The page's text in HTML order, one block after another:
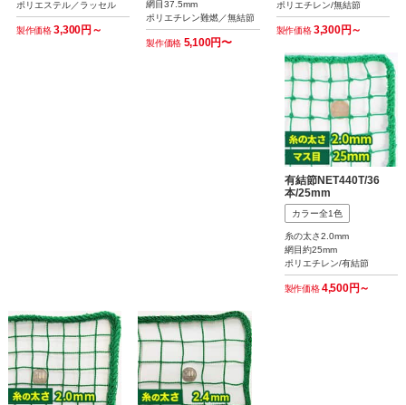
ポリエステル／ラッセル
製作価格3,300円～
網目37.5mm
ポリエチレン難燃／無結節
製作価格 5,100円〜
ポリエチレン/無結節
製作価格3,300円～
有結節NET440T/36
本/25mm
カラー全1色
糸の太さ2.0mm
網目約25mm
ポリエチレン/有結節
製作価格4,500円～